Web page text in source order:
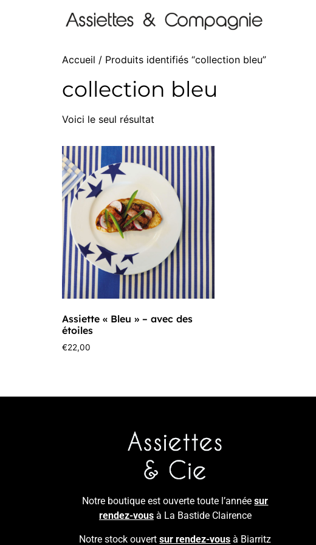
Accueil / Produits identifiés “collection bleu”
collection bleu
Voici le seul résultat
Assiette « Bleu » – avec des
étoiles
€22,00
Notre boutique est ouverte toute l’annéesur
rendez-vousà La Bastide Clairence
Notre stock ouvertsur rendez-vous à Biarritz